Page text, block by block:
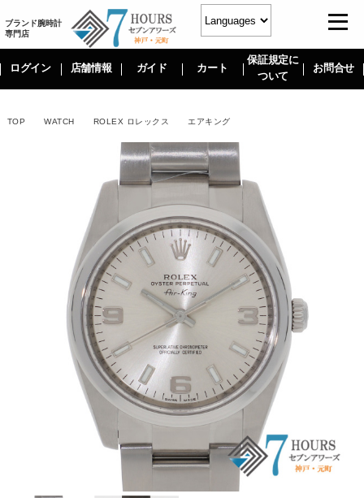
ブランド腕時計
専門店
ログイン 店舗情報 ガイド カート
保証規定に
ついて
お問合せ
TOP WATCH ROLEX ロレックス エアキング